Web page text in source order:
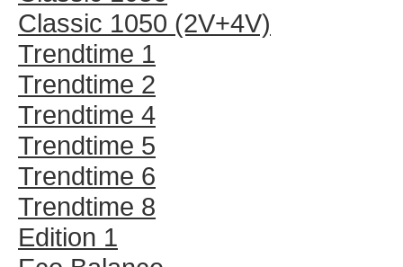
Classic 1050 (2V+4V)
Trendtime 1
Trendtime 2
Trendtime 4
Trendtime 5
Trendtime 6
Trendtime 8
Edition 1